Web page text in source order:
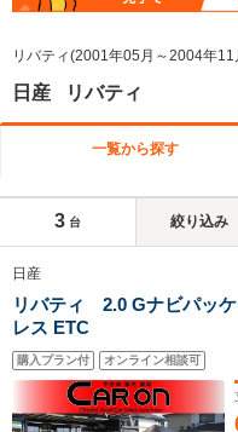
リバティ(2001年05月～2004年
日産 リバティ
一覧から探す
3 台 絞り込み
日産
リバティ 2.0 Gナビパッ
レス ETC
購入プラン付 オンライン相談可